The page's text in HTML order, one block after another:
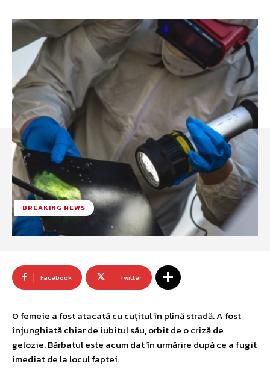
BREAKING NEWS
Facebook Twitter
O femeie a fost atacată cu cuțitul în plină stradă. A fost
înjunghiată chiar de iubitul său, orbit de o criză de
gelozie. Bărbatul este acum dat în urmărire după ce a fugit
imediat de la locul faptei.